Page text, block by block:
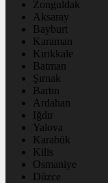
Zonguldak
Aksaray
Bayburt
Karaman
Kırıkkale
Batman
Şırnak
Bartın
Ardahan
Iğdır
Yalova
Karabük
Kilis
Osmaniye
Düzce